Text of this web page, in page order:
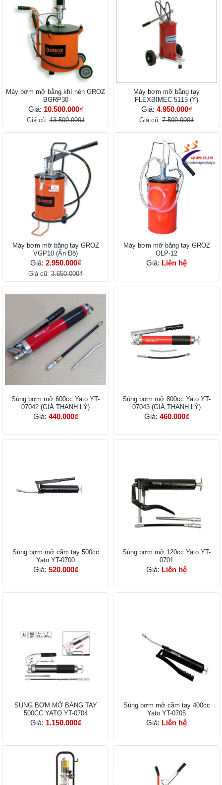
Máy bơm mỡ bằng khí nén GROZ
BGRP30
Giá: 10.500.000₫
Giá cũ:13.500.000₫
Máy bơm mỡ bằng tay
FLEXBIMEC 5115 (Ý)
Giá: 4.950.000₫
Giá cũ: 7.500.000₫
Máy bơm mỡ bằng tay GROZ
VGP10 (Ấn Độ)
Giá: 2.950.000₫
Giá cũ: 3.650.000₫
Máy bơm mỡ bằng tay GROZ
OLP-12
Giá: Liên hệ
Súng bơm mỡ 600cc Yato YT-
07042 (GIÁ THANH LÝ)
Giá: 440.000₫
Súng bơm mỡ 800cc Yato YT-
07043 (GIÁ THANH LÝ)
Giá: 460.000₫
Súng bơm mở cầm tay 500cc
Yato YT-0700
Giá: 520.000₫
Súng bơm mỡ 120cc Yato YT-
0701
Giá: Liên hệ
SÚNG BƠM MỠ BẰNG TAY
500CC YATO YT-0704
Giá: 1.150.000₫
Súng bơm mỡ cầm tay 400cc
Yato YT-0705
Giá: Liên hệ